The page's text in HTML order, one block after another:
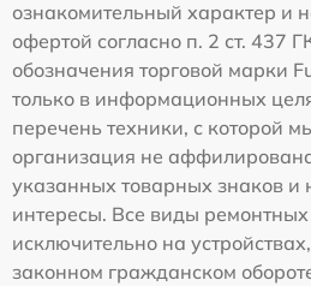
ознакомительный характер и
офертой согласно п. 2 ст. 437
обозначения торговой марки
только в информационных
перечень техники, с которой
организация не
указанных товарных знаков и
интересы. Все виды
исключительно на
законном гражданском